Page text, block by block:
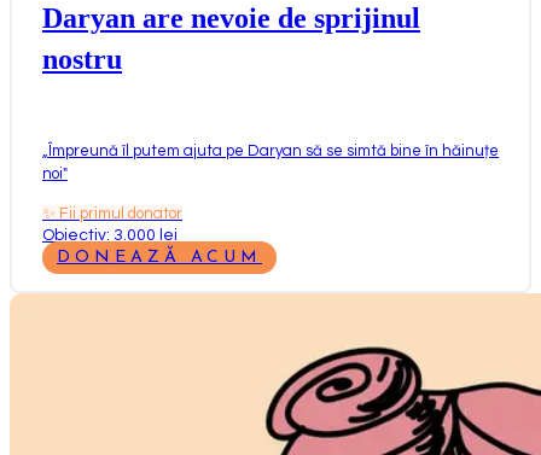
Daryan are nevoie de sprijinul
nostru
Împreună îl putem ajuta pe Daryan să se simtă bine în hăinuțe
noi"
✨ Fii primul donator
Obiectiv: 3.000 lei
DONEAZĂ ACUM